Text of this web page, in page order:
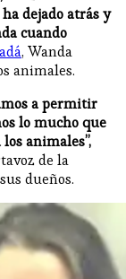
dejado atrás y
cuando
, Wanda
animales.
a permitir
lo mucho que
animales”,
de la
dueños.